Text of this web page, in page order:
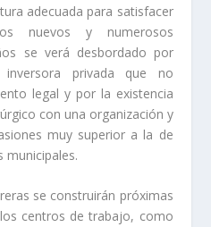
adecuada para satisfacer
nuevos y numerosos
se verá desbordado por
privada que no
legal y por la existencia
con una organización y
muy superior a la de
municipales.
se construirán próximas
centros de trabajo, como